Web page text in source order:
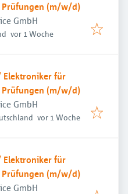
Prüfungen (m/w/d)
GmbH
Veröffentlicht
vor 1 Woche
Elektroniker für
Prüfungen (m/w/d)
GmbH
Veröffentlicht
vor 1 Woche
Elektroniker für
Prüfungen (m/w/d)
GmbH